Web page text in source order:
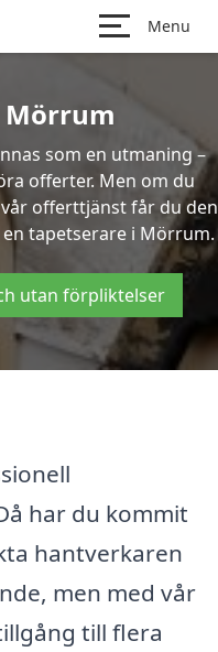
Menu
Mörrum
som en utmaning –
offerter. Men om du
offerttjänst får du den
tapetserare i Mörrum.
utan förpliktelser
har du kommit
hantverkaren
men med vår
till flera